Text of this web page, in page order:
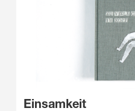
Einsamkeit